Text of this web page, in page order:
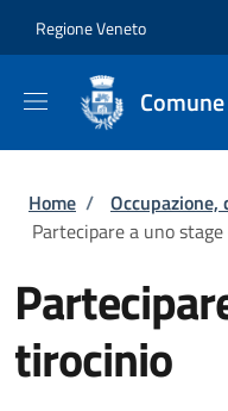
Regione Veneto
Briciole di
Home / Occupazione,
Partecipare a uno
tirocinio